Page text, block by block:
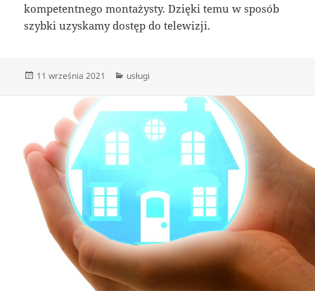
kompetentnego montażysty. Dzięki temu w sposób
szybki uzyskamy dostęp do telewizji.
Data
11 września 2021 Kategorie
usługi